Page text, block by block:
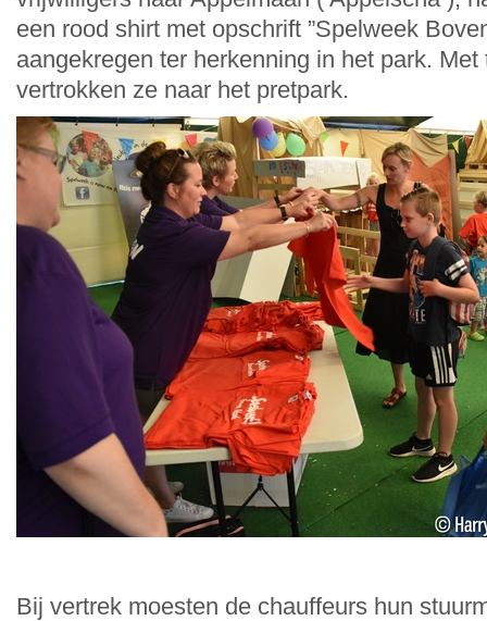
een rood shirt met opschrift ”Spelweek
aangekregen ter herkenning in het park.
vertrokken ze naar het pretpark.
Bij vertrek moesten de chauffeurs hun